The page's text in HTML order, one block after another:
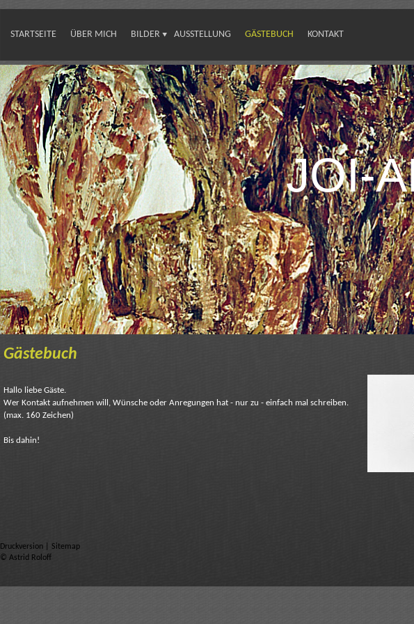
STARTSEITE ÜBER MICH BILDER AUSSTELLUNG GÄSTEBUCH KONTAKT
JOI-
Gästebuch
Hallo liebe Gäste.
Wer Kontakt aufnehmen will, Wünsche oder Anregungen hat - nur zu - einfach mal schreiben.
(max. 160 Zeichen)
Bis dahin!
Druckversion
Sitemap
© Astrid Roloff